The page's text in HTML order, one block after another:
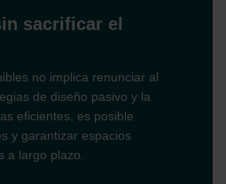
sacrificar el
no implica renunciar al
de diseño pasivo y la
eficientes, es posible
y garantizar espacios
a largo plazo.